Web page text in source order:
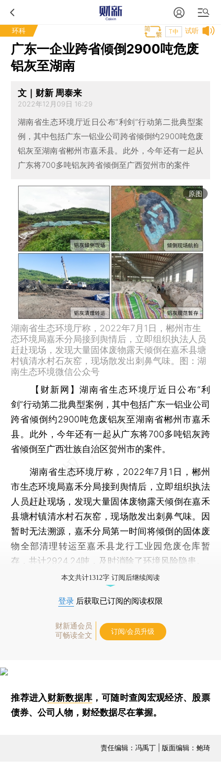
环科 试听
T中
广东一企业跨省倾倒2900吨危废
铝灰至湖南
文｜财新 周泰来
2022年12月09日 16:29
湖南省生态环境厅近日公布“利剑”行动第二批典型案
例，其中包括广东一铝业公司跨省倾倒约2900吨危废
铝灰至湖南省郴州市嘉禾县。此外，今年还有一起从
广东将700多吨铝灰跨省倾倒至广西贺州市的案件
原图
湖南省生态环境厅称，2022年7月1日，郴州市生
态环境局嘉禾分局接到舆情后，立即组织执法人员
赶赴现场，发现大量固体废物露天倾倒在嘉禾县塘
村镇清水村石灰窑，现场散发出刺鼻气味。图：湖
南生态环境微信公众号
【财新网】湖南省生态环境厅近日公布“利
剑”行动第二批典型案例，其中包括广东一铝业公司
跨省倾倒约2900吨危废铝灰至湖南省郴州市嘉禾
县。此外，今年还有一起从广东将700多吨铝灰跨
省倾倒至广西壮族自治区贺州市的案件。
湖南省生态环境厅称，2022年7月1日，郴州
市生态环境局嘉禾分局接到舆情后，立即组织执法
人员赶赴现场，发现大量固体废物露天倾倒在嘉禾
县塘村镇清水村石灰窑，现场散发出刺鼻气味。因
暂时无法溯源，嘉禾分局第一时间将倾倒的固体废
物全部清理转运至嘉禾县龙行工业园危废仓库暂
存，共计2924.24吨，及时消除了环境风险隐患。
本文共计1312字 订阅后继续阅读
登录 后获取已订阅的阅读权限
财新通会员
可畅读全文
订阅/会员升级
推荐进入财新数据库 ，可随时查阅宏观经济、股票
债券、公司人物，财经数据尽在掌握。
责任编辑：冯禹丁 | 版面编辑：鲍琦